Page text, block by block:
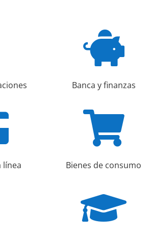
para aumentar o disminuir el volumen.
línea

Banca y finanzas

Bienes de consumo
